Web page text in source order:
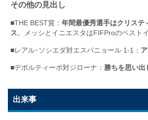
その他の見出し
■THE BEST賞： 年間最優秀選手はクリステ
ス。メッシとイニエスタはFIFProのベスト
■レアル･ソシエダ対エスパニョール 1-1：
■デポルティーボ対ジローナ： 勝ちを思い出
出来事